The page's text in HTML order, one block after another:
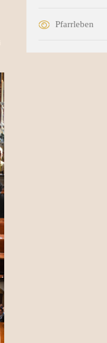
Pfarrleben